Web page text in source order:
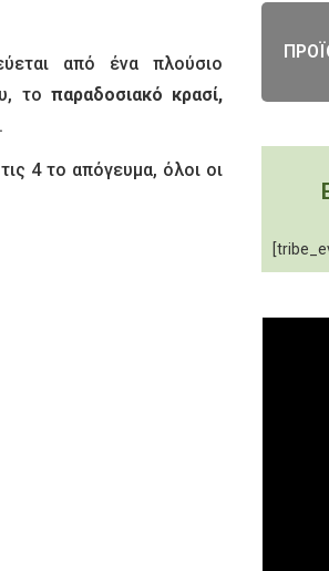
από ένα πλούσιο
το παραδοσιακό κρασί,
4 το απόγευμα, όλοι οι